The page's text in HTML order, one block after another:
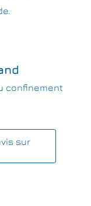
confinement
sur